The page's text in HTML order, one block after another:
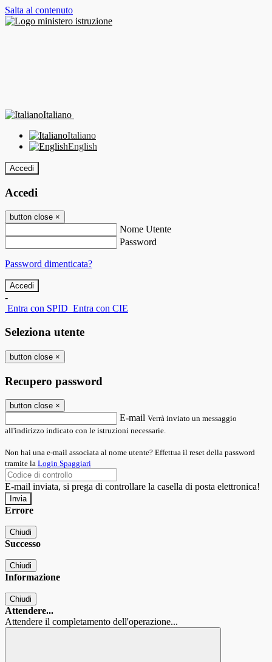
Salta al contenuto
Italiano
Italiano
English
Accedi
Accedi
button close ×
Nome Utente
Password
Password dimenticata?
-
Entra con SPID Entra con CIE
Seleziona utente
button close ×
Recupero password
button close ×
E-mail Verrà inviato un messaggio
all'indirizzo indicato con le istruzioni necessarie.
Non hai una e-mail associata al nome utente? Effettua il reset della password
tramite la Login Spaggiari
E-mail inviata, si prega di controllare la casella di posta elettronica!
Errore
Chiudi
Successo
Chiudi
Informazione
Chiudi
Attendere...
Attendere il completamento dell'operazione...